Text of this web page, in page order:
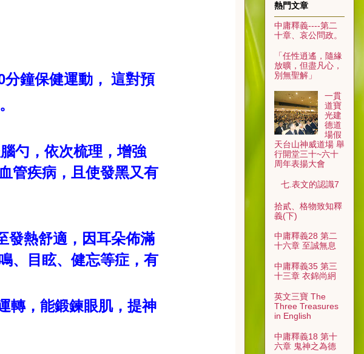
分鐘保健運動， 這對預
勺，依次梳理，增強
管疾病，且使發黑又有
發熱舒適，因耳朵佈滿
、目眩、健忘等症，有
轉，能鍛鍊眼肌，提神
熱門文章
中庸釋義----第二
十章、哀公問政。
「任性逍遙，隨緣
放曠，但盡凡心，
別無聖解」
一貫
道寶
光建
德道
場假
天台山神威道場 舉
行開堂三十~六十
周年表揚大會
七.表文的認識7
拾貳、格物致知釋
義(下)
中庸釋義28 第二
十六章 至誠無息
中庸釋義35 第三
十三章 衣錦尚絅
英文三寶 The
Three Treasures
in English
中庸釋義18 第十
六章 鬼神之為德